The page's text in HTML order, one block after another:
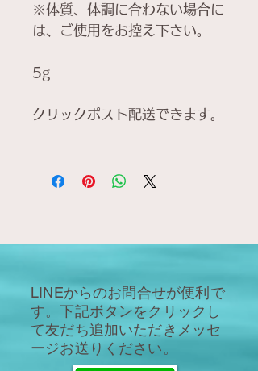
※体質、体調に合わない場合に
は、ご使用をお控え下さい。
5g
クリックポスト配送できます。
​LINEからのお問合せが便利で
す。下記ボタンをクリック し
て友だち追加いただきメッセ
ージお送りください。